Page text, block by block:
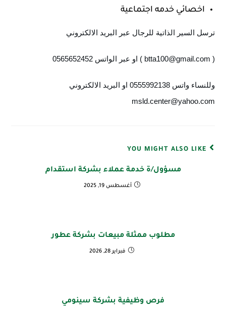
اخصائي خدمه اجتماعية
ترسل السير الذاتية للرجال عبر البريد الالكتروني
( btta100@gmail.com ) او عبر الواتس 0565652452
msld.center@yahoo.com
YOU MIGHT ALSO LIKE
مسؤول/ة خدمة عملاء بشركة استقدام
أغسطس 19, 2025
مطلوب ممثلة مبيعات بشركة عطور
فبراير 28, 2026
فرص وظيفية بشركة سينومي